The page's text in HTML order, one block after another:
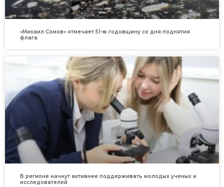
«Михаил Сомов» отмечает 51-ю годовщину со дня поднятия
флага
В регионе начнут активнее поддерживать молодых ученых и
исследователей